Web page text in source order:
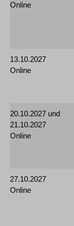
Online
13.10.2027
Online
20.10.2027 und
21.10.2027
Online
27.10.2027
Online